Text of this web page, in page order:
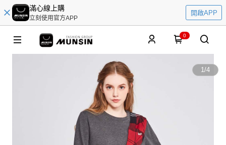
滿心線上購
立刻使用官方APP
開啟APP
0
1/4